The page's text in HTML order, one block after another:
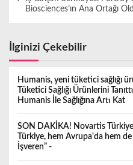
Biosciences’ın Ana Ortağı
İlginizi Çekebilir
Humanis, yeni tüketici sağlığı
Tüketici Sağlığı Ürünlerini
Humanis İle Sağlığına Artı Kat
SON DAKİKA! Novartis Türkiye
Türkiye, hem Avrupa'da hem
İşveren” -